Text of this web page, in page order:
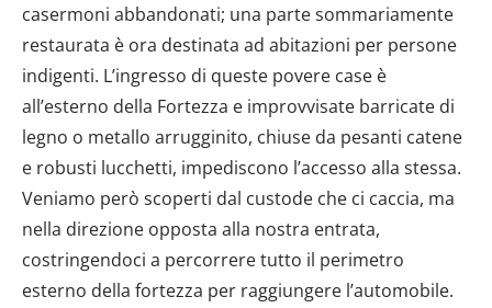
casermoni abbandonati; una parte sommariamente
restaurata è ora destinata ad abitazioni per persone
indigenti. L’ingresso di queste povere case è
all’esterno della Fortezza e improvvisate barricate di
legno o metallo arrugginito, chiuse da pesanti catene
e robusti lucchetti, impediscono l’accesso alla stessa.
Veniamo però scoperti dal custode che ci caccia, ma
nella direzione opposta alla nostra entrata,
costringendoci a percorrere tutto il perimetro
esterno della fortezza per raggiungere l’automobile.